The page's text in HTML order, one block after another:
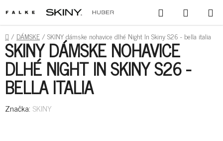
NA
OBSAH
HĽADAŤ
KOŠÍK
DOMOV
/ DÁMSKE/ SKINY dámske nohavice dlhé Night In Skiny S26 - bella italia
SKINY DÁMSKE NOHAVICE
DLHÉ NIGHT IN SKINY S26 -
BELLA ITALIA
Značka: SKINY